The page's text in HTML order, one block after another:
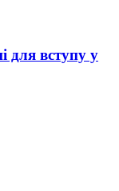
для вступу у